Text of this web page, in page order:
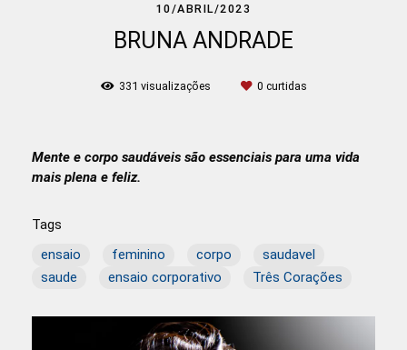
10/ABRIL/2023
BRUNA ANDRADE
331 visualizações 0 curtidas
Mente e corpo saudáveis são essenciais para uma vida
mais plena e feliz.
Tags
ensaio
feminino corpo
saudavel
saude
ensaio corporativo Três Corações